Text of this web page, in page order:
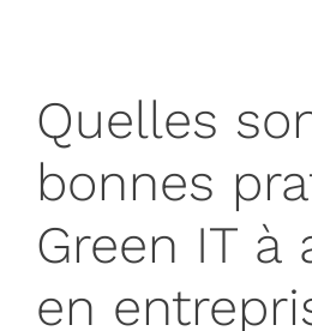
Quelles
bonnes
Green IT à
en